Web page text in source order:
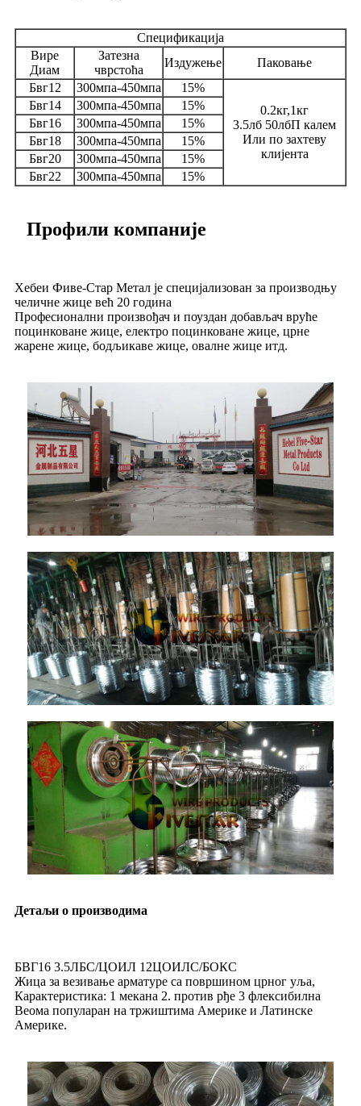
Спецификација
Вире
Диам
Затезна
чврстоћа
Издужење
Паковање
Бвг12
300мпа-450мпа
15%
0.2кг,1кг
3.5лб 50лбП калем
Или по захтеву
клијента
Бвг14 300мпа-450мпа
15%
Бвг16
300мпа-450мпа
15%
Бвг18
300мпа-450мпа
15%
Бвг20
300мпа-450мпа
15%
Бвг22
300мпа-450мпа 15%
Профили компаније
Хебеи Фиве-Стар Метал је специјализован за производњу
челичне жице већ 20 година
Професионални произвођач и поуздан добављач вруће
поцинковане жице, електро поцинковане жице, црне
жарене жице, бодљикаве жице, овалне жице итд.
Детаљи о производима
БВГ16 3.5ЛБС/ЦОИЛ 12ЦОИЛС/БОКС
Жица за везивање арматуре са површином црног уља,
Карактеристика: 1 мекана 2. против рђе 3 флексибилна
Веома популаран на тржиштима Америке и Латинске
Америке.